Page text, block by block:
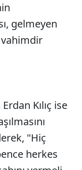
gelmeyen
Kılıç ise
"Hiç
herkes